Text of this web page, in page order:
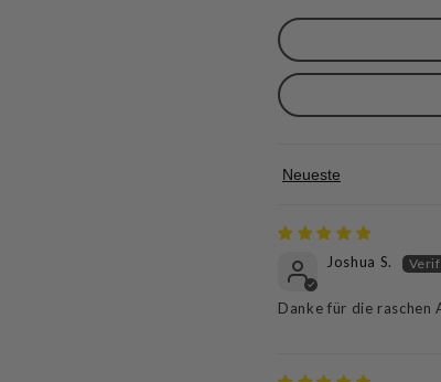
Sort by
Joshua S.
Danke für die raschen